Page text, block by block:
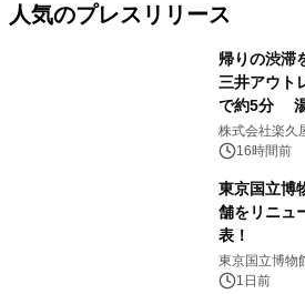
人気のプレスリリース
帰りの渋滞
三井アウト
で約5分 湯
メニューを
株式会社楽久
16時間前
東京国立博
舗をリニ
表！
東京国立博物
1日前